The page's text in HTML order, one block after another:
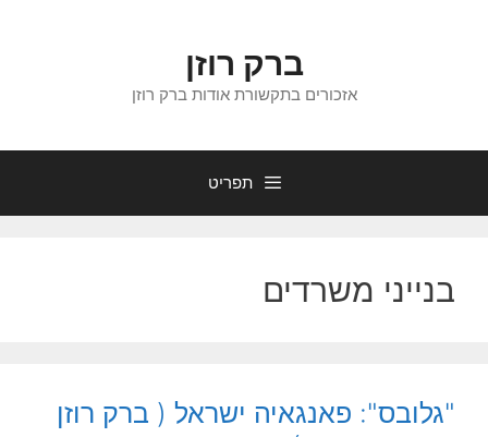
ברק רוזן
אזכורים בתקשורת אודות ברק רוזן
תפריט
בנייני משרדים
"גלובס": פאנגאיה ישראל ( ברק רוזן